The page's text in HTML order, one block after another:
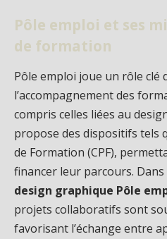
Pôle emploi et ses
de formation
Pôle emploi joue un rôle clé
l’accompagnement des
compris celles liées au
propose des dispositifs tels
de Formation (CPF),
financer leur parcours. Dans
design graphique Pôle
projets collaboratifs sont
favorisant l’échange entre